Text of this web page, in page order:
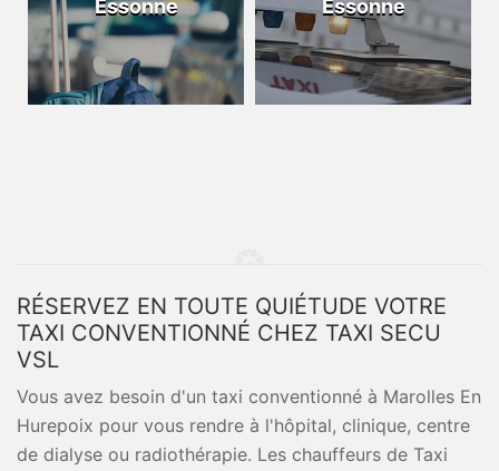
Essonne
Essonne
RÉSERVEZ EN TOUTE QUIÉTUDE VOTRE
TAXI CONVENTIONNÉ CHEZ TAXI SECU
VSL
Vous avez besoin d'un taxi conventionné à Marolles En
Hurepoix pour vous rendre à l'hôpital, clinique, centre
de dialyse ou radiothérapie. Les chauffeurs de Taxi